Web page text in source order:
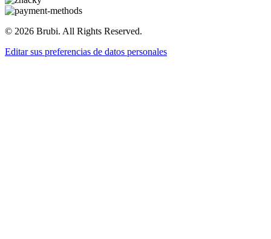
© 2026 Brubi. All Rights Reserved.
Editar sus preferencias de datos personales